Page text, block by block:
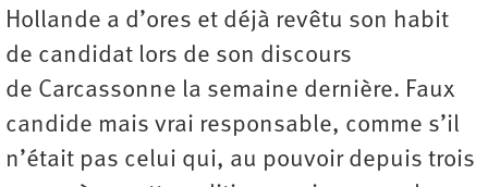
Hollande a d’ores et déjà revêtu son habit
de candidat lors de son discours
de Carcassonne la semaine dernière. Faux
candide mais vrai responsable, comme s’il
n’était pas celui qui, au pouvoir depuis trois